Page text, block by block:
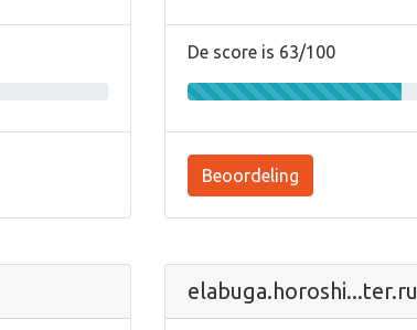
De score is 63/100
Beoordeling
elabuga.horoshi...ter.ru